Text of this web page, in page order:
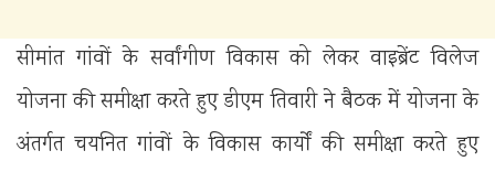
सीमांत गांवों के सर्वांगीण विकास को लेकर वाइब्रेंट विलेज
योजना की समीक्षा करते हुए डीएम तिवारी ने बैठक में योजना के
अंतर्गत चयनित गांवों के विकास कार्यों की समीक्षा करते हुए